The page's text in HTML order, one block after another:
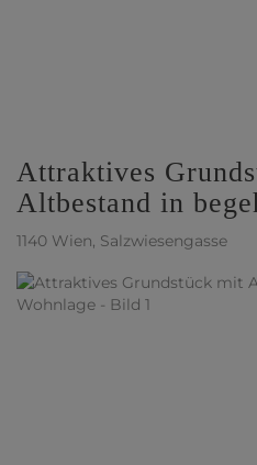
Attraktives
Altbestand in
1140 Wien, Salzwiesengasse